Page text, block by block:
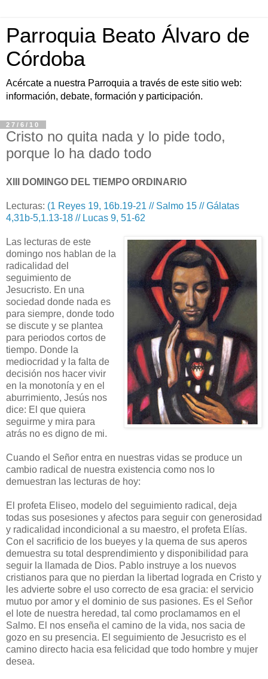
Parroquia Beato Álvaro de
Córdoba
Acércate a nuestra Parroquia a través de este sitio web:
información, debate, formación y participación.
27/6/10
Cristo no quita nada y lo pide todo,
porque lo ha dado todo
XIII DOMINGO DEL TIEMPO ORDINARIO
Lecturas: (1 Reyes 19, 16b.19-21 // Salmo 15 // Gálatas
4,31b-5,1.13-18 // Lucas 9, 51-62
Las lecturas de este
domingo nos hablan de la
radicalidad del
seguimiento de
Jesucristo. En una
sociedad donde nada es
para siempre, donde todo
se discute y se plantea
para periodos cortos de
tiempo. Donde la
mediocridad y la falta de
decisión nos hacer vivir
en la monotonía y en el
aburrimiento, Jesús nos
dice: El que quiera
seguirme y mira para
atrás no es digno de mi.
Cuando el Señor entra en nuestras vidas se produce un
cambio radical de nuestra existencia como nos lo
demuestran las lecturas de hoy:
El profeta Eliseo, modelo del seguimiento radical, deja
todas sus posesiones y afectos para seguir con generosidad
y radicalidad incondicional a su maestro, el profeta Elías.
Con el sacrificio de los bueyes y la quema de sus aperos
demuestra su total desprendimiento y disponibilidad para
seguir la llamada de Dios. Pablo instruye a los nuevos
cristianos para que no pierdan la libertad lograda en Cristo y
les advierte sobre el uso correcto de esa gracia: el servicio
mutuo por amor y el dominio de sus pasiones. Es el Señor
el lote de nuestra heredad, tal como proclamamos en el
Salmo. El nos enseña el camino de la vida, nos sacia de
gozo en su presencia. El seguimiento de Jesucristo es el
camino directo hacia esa felicidad que todo hombre y mujer
desea.